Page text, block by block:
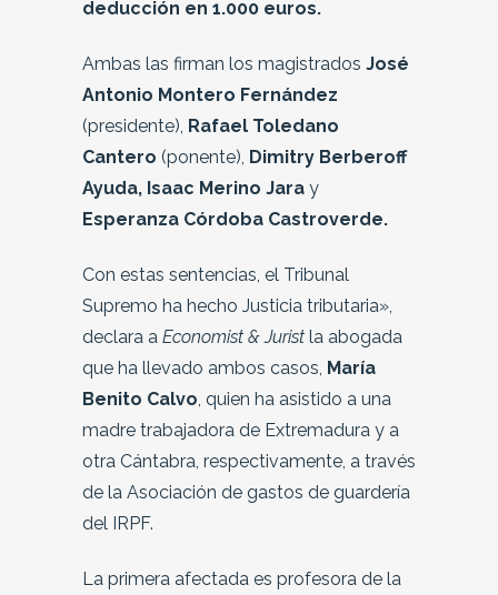
deducción en 1.000 euros.
Ambas las firman los magistrados José
Antonio Montero Fernández
(presidente), Rafael Toledano
Cantero (ponente), Dimitry Berberoff
Ayuda, Isaac Merino Jara y
Esperanza Córdoba Castroverde.
Con estas sentencias, el Tribunal
Supremo ha hecho Justicia tributaria»,
declara a Economist & Jurist la abogada
que ha llevado ambos casos, María
Benito Calvo, quien ha asistido a una
madre trabajadora de Extremadura y a
otra Cántabra, respectivamente, a través
de la Asociación de gastos de guardería
del IRPF.
La primera afectada es profesora de la